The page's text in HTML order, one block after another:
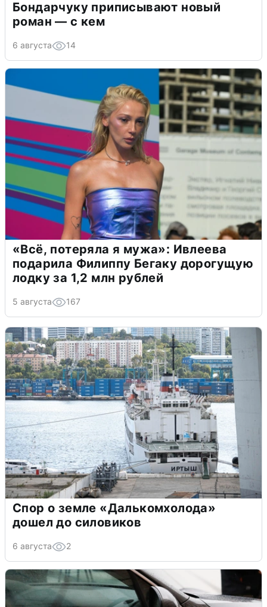
Бондарчуку приписывают новый
роман — с кем
6 августа 14
«Всё, потеряла я мужа»: Ивлеева
подарила Филиппу Бегаку дорогущую
лодку за 1,2 млн рублей
5 августа 167
Спор о земле «Далькомхолода»
дошел до силовиков
6 августа 2